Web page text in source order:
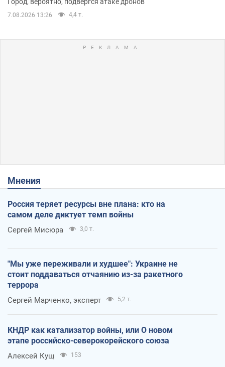
7.08.2026 13:26 4,4 т.
Мнения
Россия теряет ресурсы вне плана: кто на
самом деле диктует темп войны
Сергей Мисюра 3,0 т.
"Мы уже переживали и худшее": Украине не
стоит поддаваться отчаянию из-за ракетного
террора
Сергей Марченко, эксперт 5,2 т.
КНДР как катализатор войны, или О новом
этапе российско-северокорейского союза
Алексей Кущ 153